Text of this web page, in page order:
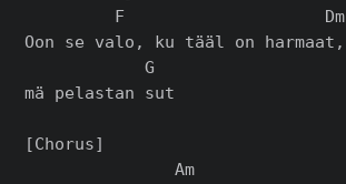
         F                    Dm
Oon se valo, ku tääl on harmaat,
            G
mä pelastan sut
[Chorus]
               Am